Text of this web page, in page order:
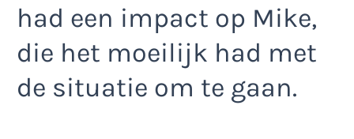
had een impact op Mike,
die het moeilijk had met
de situatie om te gaan.